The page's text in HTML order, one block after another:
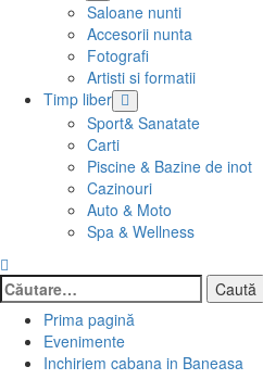
Saloane nunti
Accesorii nunta
Fotografi
Artisti si formatii
Timp liber
Sport& Sanatate
Carti
Piscine & Bazine de inot
Cazinouri
Auto & Moto
Spa & Wellness
Caută
după:
Prima pagină
Evenimente
Inchiriem cabana in Baneasa